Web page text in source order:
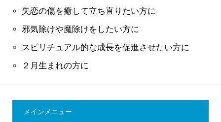
失恋の傷を癒して立ち直りたい方に
邪気除けや魔除けをしたい方に
スピリチュアル的な成長を促進させたい方に
２月生まれの方に
メインメニュー